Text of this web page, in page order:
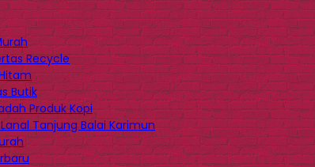
Recycle
Butik
Produk Kopi
Tanjung Balai Karimun